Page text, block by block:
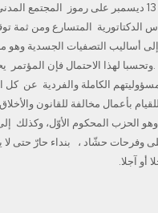
المجتمع
المتسارع ومن ثمة
أساليب التصفيات الجسدية وهو
لهذا الاحتمال فإن المؤتمر
الكاملة والفردية عن كل
بأعمال مخالفة للقانون
الحزب المحكوم الأوّل، وكذلك
وفرحات حشّاد ،
بنداء حارّ حتى
أو آجلا.